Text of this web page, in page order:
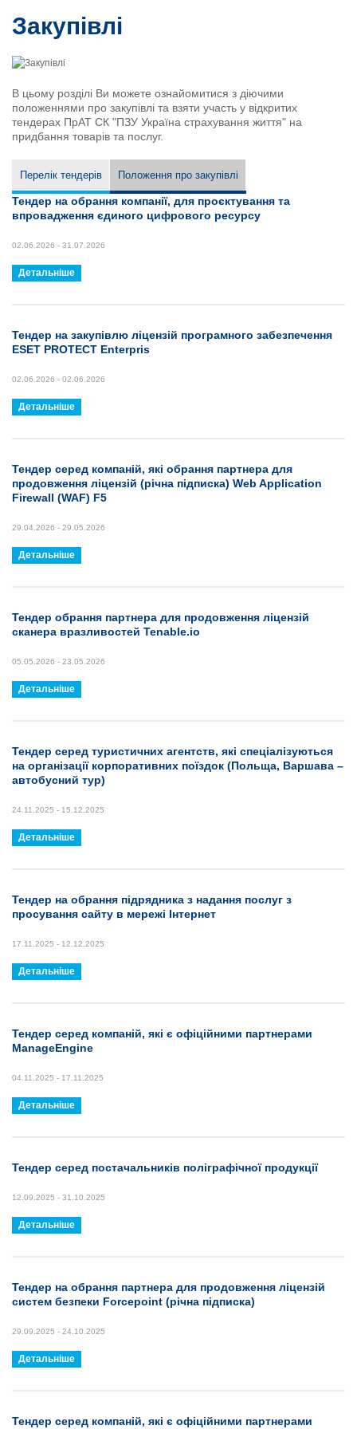
Статутні та реєстраційні документи
Корпоративна інформація та документи
Інвестиційний дохід
Інформація для акціонерів та стейкхолдерів
Збори акціонерів
Інформація про черговість задоволення вимог споживачів
Контакти для звернення до Страховика, Національного банку
України та інших уповноважених державних органів
Перелік працівників з реалізації
Політика конфіденційності
Фінансові показники
Закупівлі
В цьому розділі Ви можете ознайомитися з діючими
положеннями про закупівлі та взяти участь у відкритих
тендерах ПрАТ СК "ПЗУ Україна страхування життя" на
придбання товарів та послуг.
Перелік тендерів Положення про закупівлі
Тендер на обрання компанії, для проєктування та
впровадження єдиного цифрового ресурсу
02.06.2026 - 31.07.2026
Детальніше
Тендер на закупівлю ліцензій програмного забезпечення
ESET PROTECT Enterpris
02.06.2026 - 02.06.2026
Детальніше
Тендер серед компаній, які обрання партнера для
продовження ліцензій (річна підписка) Web Application
Firewall (WAF) F5
29.04.2026 - 29.05.2026
Детальніше
Тендер обрання партнера для продовження ліцензій
сканера вразливостей Tenable.io
05.05.2026 - 23.05.2026
Детальніше
Тендер серед туристичних агентств, які спеціалізуються
на організації корпоративних поїздок (Польща, Варшава –
автобусний тур)
24.11.2025 - 15.12.2025
Детальніше
Тендер на обрання підрядника з надання послуг з
просування сайту в мережі Інтернет
17.11.2025 - 12.12.2025
Детальніше
Тендер серед компаній, які є офіційними партнерами
ManageEngine
04.11.2025 - 17.11.2025
Детальніше
Тендер серед постачальників поліграфічної продукції
12.09.2025 - 31.10.2025
Детальніше
Тендер на обрання партнера для продовження ліцензій
систем безпеки Forcepoint (річна підписка)
29.09.2025 - 24.10.2025
Детальніше
Тендер серед компаній, які є офіційними партнерами